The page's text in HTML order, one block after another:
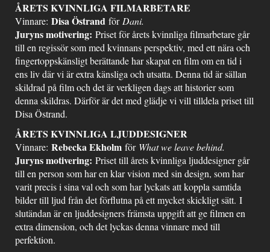
ÅRETS KVINNLIGA FILMARBETARE
Vinnare: Disa Östrand för Dani.
Juryns motivering: Priset för årets kvinnliga filmarbetare går
till en regissör som med kvinnans perspektiv, med ett nära och
fingertoppskänsligt berättande har skapat en film om en tid i
ens liv där vi är extra känsliga och utsatta. Denna tid är sällan
skildrad på film och det är verkligen dags att historier som
denna skildras. Därför är det med glädje vi vill tilldela priset till
Disa Östrand.
ÅRETS KVINNLIGA LJUDDESIGNER
Vinnare: Rebecka Ekholm för What we leave behind.
Juryns motivering: Priset till årets kvinnliga ljuddesigner går
till en person som har en klar vision med sin design, som har
varit precis i sina val och som har lyckats att koppla samtida
bilder till ljud från det förflutna på ett mycket skickligt sätt. I
slutändan är en ljuddesigners främsta uppgift att ge filmen en
extra dimension, och det lyckas denna vinnare med till
perfektion.